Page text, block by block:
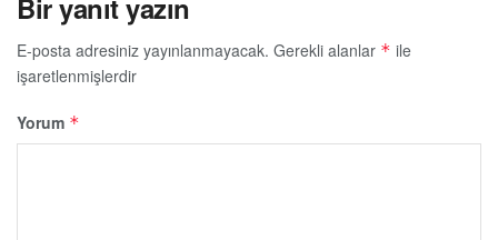
Bir yanıt yazın
E-posta adresiniz yayınlanmayacak. Gerekli alanlar * ile
işaretlenmişlerdir
Yorum *